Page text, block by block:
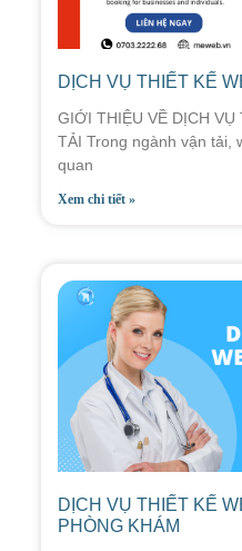
DỊCH VỤ THIẾT KẾ
GIỚI THIỆU VỀ DỊCH VỤ
TẢI Trong ngành vận tải,
quan
Xem chi tiết »
DỊCH VỤ THIẾT KẾ
PHÒNG KHÁM